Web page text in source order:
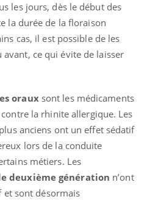
les jours, dès le début des
la durée de la floraison
cas, il est possible de les
ce qui évite de laisser
orauxsont les médicaments
la rhinite allergique. Les
anciens ont un effet sédatif
lors de la conduite
métiers. Les
deuxième génération n’ont
et sont désormais